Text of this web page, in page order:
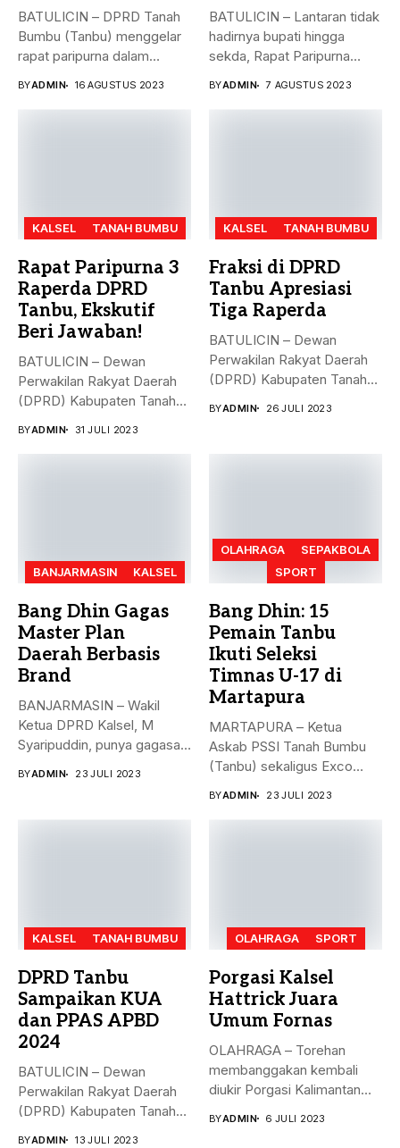
BATULICIN – DPRD Tanah
Bumbu (Tanbu) menggelar
rapat paripurna dalam
BYADMIN 16 AGUSTUS 2023
BATULICIN – Lantaran tidak
hadirnya bupati hingga
sekda, Rapat Paripurna
BYADMIN 7 AGUSTUS 2023
KALSEL TANAH BUMBU
Rapat Paripurna 3
Raperda DPRD
Tanbu, Ekskutif
Beri Jawaban!
BATULICIN – Dewan
Perwakilan Rakyat Daerah
(DPRD) Kabupaten Tanah
BYADMIN 31 JULI 2023
KALSEL TANAH BUMBU
Fraksi di DPRD
Tanbu Apresiasi
Tiga Raperda
BATULICIN – Dewan
Perwakilan Rakyat Daerah
(DPRD) Kabupaten Tanah
BYADMIN 26 JULI 2023
BANJARMASIN KALSEL
Bang Dhin Gagas
Master Plan
Daerah Berbasis
Brand
BANJARMASIN – Wakil
Ketua DPRD Kalsel, M
Syaripuddin, punya gagasan
BYADMIN 23 JULI 2023
OLAHRAGA
SEPAKBOLA
SPORT
Bang Dhin: 15
Pemain Tanbu
Ikuti Seleksi
Timnas U-17 di
Martapura
MARTAPURA – Ketua
Askab PSSI Tanah Bumbu
(Tanbu) sekaligus Exco
BYADMIN 23 JULI 2023
KALSEL TANAH BUMBU
DPRD Tanbu
Sampaikan KUA
dan PPAS APBD
2024
BATULICIN – Dewan
Perwakilan Rakyat Daerah
(DPRD) Kabupaten Tanah
BYADMIN 13 JULI 2023
OLAHRAGA SPORT
Porgasi Kalsel
Hattrick Juara
Umum Fornas
OLAHRAGA – Torehan
membanggakan kembali
diukir Porgasi Kalimantan
BYADMIN 6 JULI 2023